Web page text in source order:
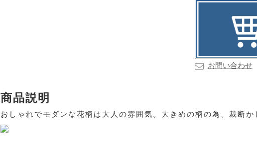
お問い合わせ
商品説明
おしゃれでモダンな花柄は大人の雰囲気。大きめの柄の為、裁断